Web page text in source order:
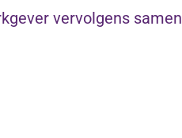
vervolgens samen